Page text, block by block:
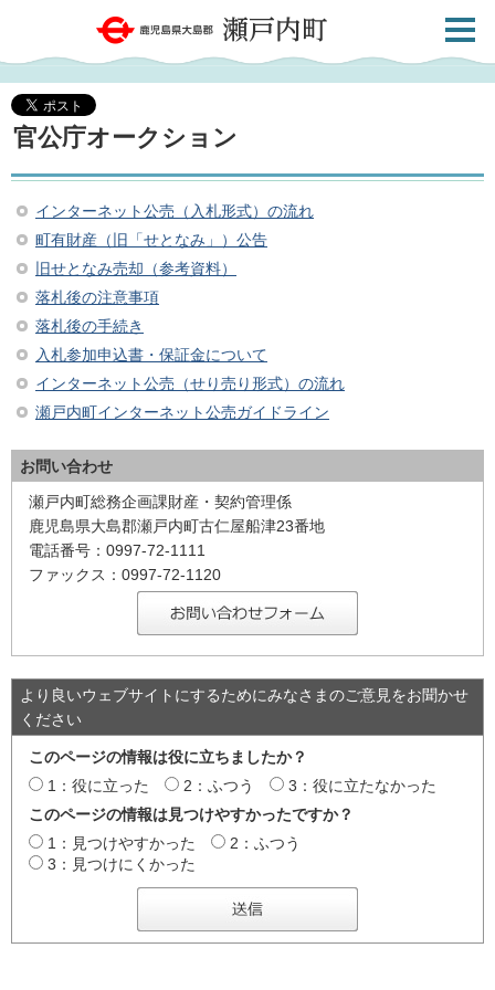
鹿児島県大島郡 瀬戸内町
共通メ
官公庁オークション
インターネット公売（入札形式）の流れ
町有財産（旧「せとなみ」）公告
旧せとなみ売却（参考資料）
落札後の注意事項
落札後の手続き
入札参加申込書・保証金について
インターネット公売（せり売り形式）の流れ
瀬戸内町インターネット公売ガイドライン
お問い合わせ
瀬戸内町総務企画課財産・契約管理係
鹿児島県大島郡瀬戸内町古仁屋船津23番地
電話番号：0997-72-1111
ファックス：0997-72-1120
より良いウェブサイトにするためにみなさまのご意見をお聞かせ
ください
このページの情報は役に立ちましたか？
1：役に立った
2：ふつう
3：役に立たなかった
このページの情報は見つけやすかったですか？
1：見つけやすかった
2：ふつう
3：見つけにくかった